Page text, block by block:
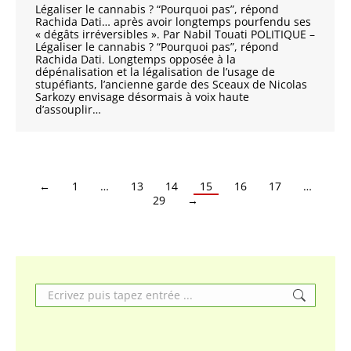
Légaliser le cannabis ? “Pourquoi pas”, répond
Rachida Dati… après avoir longtemps pourfendu ses
« dégâts irréversibles ». Par Nabil Touati POLITIQUE –
Légaliser le cannabis ? “Pourquoi pas”, répond
Rachida Dati. Longtemps opposée à la
dépénalisation et la légalisation de l’usage de
stupéfiants, l’ancienne garde des Sceaux de Nicolas
Sarkozy envisage désormais à voix haute
d’assouplir…
← 1 … 13 14 15 16 17
…
29
→
Search: